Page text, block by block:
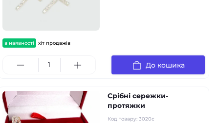
в наявності хіт продажів
До кошика
Срібні сережки-
протяжки
Код товару: 3020с